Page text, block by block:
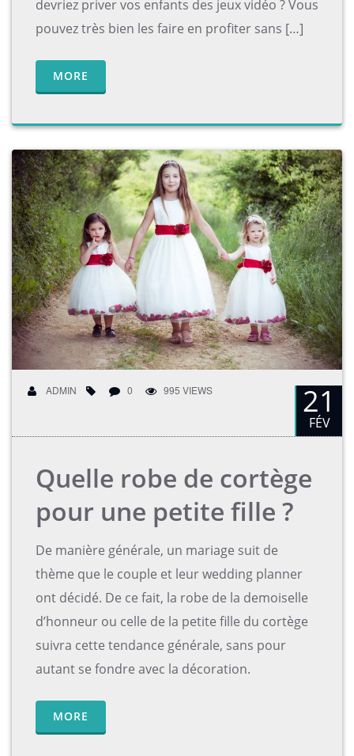
devriez priver vos enfants des jeux vidéo ? Vous
pouvez très bien les faire en profiter sans […]
MORE
ADMIN 0 995 VIEWS 21
FÉV
Quelle robe de cortège
pour une petite fille ?
De manière générale, un mariage suit de
thème que le couple et leur wedding planner
ont décidé. De ce fait, la robe de la demoiselle
d’honneur ou celle de la petite fille du cortège
suivra cette tendance générale, sans pour
autant se fondre avec la décoration.
MORE